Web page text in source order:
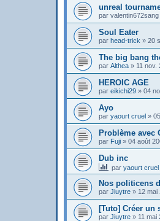
unreal
par valentin672sang
Soul Eater
par head-trick » 20
The big bang
par Althea » 11 nov.
HEROIC AGE
par eikichi29 » 04
Ayo
par yaourt cruel »
Problème avec
par Fuji » 04 août
Dub inc
par yaourt cruel
Nos politicens
par Jiuytre » 12 mai
[Tuto] Créer un
par Jiuytre » 11 mai